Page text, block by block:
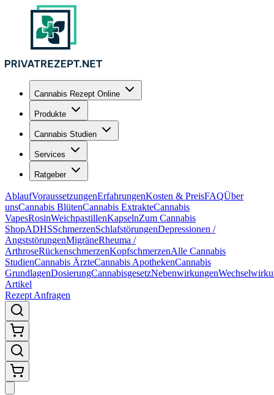
Cannabis Rezept Online
Produkte
Cannabis Studien
Services
Ratgeber
AblaufVoraussetzungenErfahrungenKosten & PreisFAQÜber
unsCannabis BlütenCannabis ExtrakteCannabis
VapesRosinWeichpastillenKapselnZum Cannabis
ShopADHSSchmerzenSchlafstörungenDepressionen /
AngststörungenMigräneRheuma /
ArthroseRückenschmerzenKopfschmerzenAlle Cannabis
StudienCannabis ÄrzteCannabis ApothekenCannabis
GrundlagenDosierungCannabisgesetzNebenwirkungen
Artikel
Rezept Anfragen